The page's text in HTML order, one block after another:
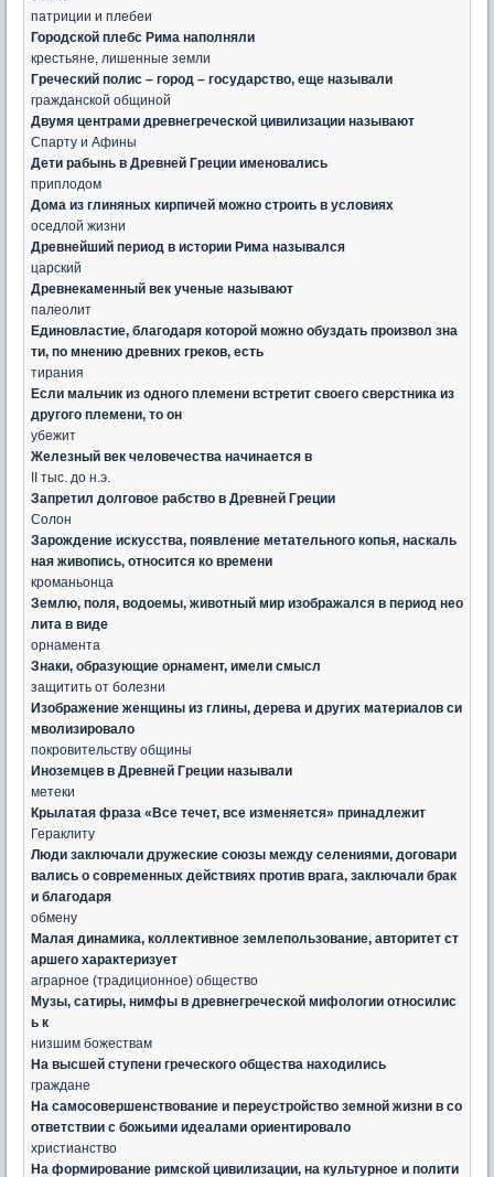
патриции и плебеи
Городской плебс Рима наполняли
крестьяне, лишенные земли
Греческий полис – город – государство, еще называли
гражданской общиной
Двумя центрами древнегреческой цивилизации называют
Спарту и Афины
Дети рабынь в Древней Греции именовались
приплодом
Дома из глиняных кирпичей можно строить в условиях
оседлой жизни
Древнейший период в истории Рима назывался
царский
Древнекаменный век ученые называют
палеолит
Единовластие, благодаря которой можно обуздать произвол зна
ти, по мнению древних греков, есть
тирания
Если мальчик из одного племени встретит своего сверстника из
другого племени, то он
убежит
Железный век человечества начинается в
II тыс. до н.э.
Запретил долговое рабство в Древней Греции
Солон
Зарождение искусства, появление метательного копья, наскаль
ная живопись, относится ко времени
кроманьонца
Землю, поля, водоемы, животный мир изображался в период нео
лита в виде
орнамента
Знаки, образующие орнамент, имели смысл
защитить от болезни
Изображение женщины из глины, дерева и других материалов си
мволизировало
покровительству общины
Иноземцев в Древней Греции называли
метеки
Крылатая фраза «Все течет, все изменяется» принадлежит
Гераклиту
Люди заключали дружеские союзы между селениями, договари
вались о современных действиях против врага, заключали брак
и благодаря
обмену
Малая динамика, коллективное землепользование, авторитет ст
аршего характеризует
аграрное (традиционное) общество
Музы, сатиры, нимфы в древнегреческой мифологии относилис
ь к
низшим божествам
На высшей ступени греческого общества находились
граждане
На самосовершенствование и переустройство земной жизни в со
ответствии с божьими идеалами ориентировало
христианство
На формирование римской цивилизации, на культурное и полити